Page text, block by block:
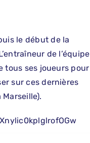
le début de la
de l’équipe
tous ses joueurs pour
sur ces dernières